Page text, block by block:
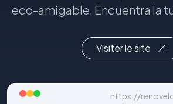
eco-amigable. Encuentra la
Visiter le site
https://